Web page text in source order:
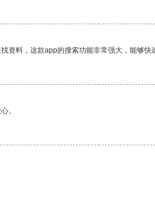
料，这款app的搜索功能非常强大，能够快
。